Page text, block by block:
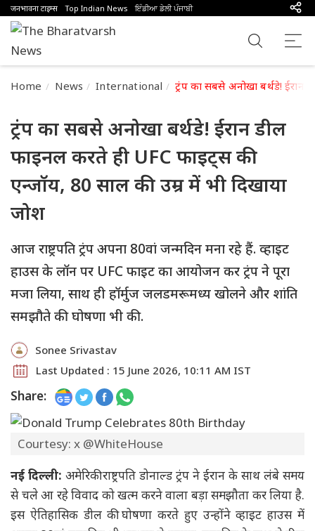
जनभावना टाइम्स Top Indian News ਇੰਡੀਆ ਡੇਲੀ ਪੰਜਾਬੀ
Home News International ट्रंप का सबसे अनोखा बर्थडे! ईरान
ट्रंप का सबसे अनोखा बर्थडे! ईरान डील
फाइनल करते ही UFC फाइट्स की
एन्जॉय, 80 साल की उम्र में भी दिखाया
जोश
आज राष्ट्रपति ट्रंप अपना 80वां जन्मदिन मना रहे हैं. व्हाइट
हाउस के लॉन पर UFC फाइट का आयोजन कर ट्रंप ने पूरा
मजा लिया, साथ ही हॉर्मुज जलडमरूमध्य खोलने और शांति
समझौते की घोषणा भी की.
Sonee Srivastav
Last Updated : 15 June 2026, 10:11 AM IST
Share:
Courtesy: x @WhiteHouse
नई दिल्ली: अमेरिकी राष्ट्रपति डोनाल्ड ट्रंप ने ईरान के साथ लंबे समय
से चले आ रहे विवाद को खत्म करने वाला बड़ा समझौता कर लिया है.
इस ऐतिहासिक डील की घोषणा करते हुए उन्होंने व्हाइट हाउस में